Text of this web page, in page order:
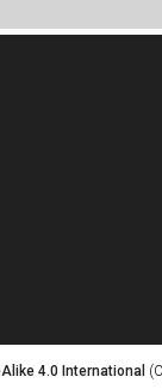
4.0 International